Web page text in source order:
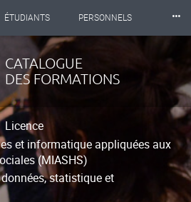
ÉTUDIANTS PERSONNELS ⸱⸱⸱
CATALOGUE
DES FORMATIONS
Licence
et informatique appliquées aux
(MIASHS)
statistique et